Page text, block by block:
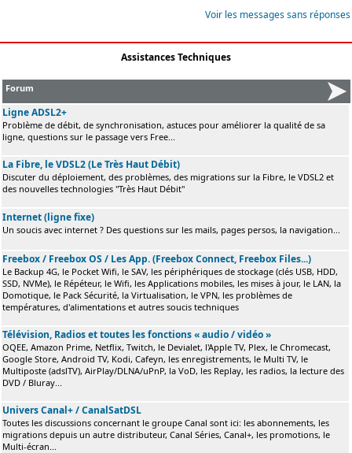
Voir les messages sans réponses
Assistances Techniques
Forum
Ligne ADSL2+
Problème de débit, de synchronisation, astuces pour améliorer la qualité de sa
ligne, questions sur le passage vers Free...
La Fibre, le VDSL2 (Le Très Haut Débit)
Discuter du déploiement, des problèmes, des migrations sur la Fibre, le VDSL2 et
des nouvelles technologies "Très Haut Débit"
Internet (ligne fixe)
Un soucis avec internet ? Des questions sur les mails, pages persos, la navigation...
Freebox / Freebox OS / Les App. (Freebox Connect, Freebox Files...)
Le Backup 4G, le Pocket Wifi, le SAV, les périphériques de stockage (clés USB, HDD,
SSD, NVMe), le Répéteur, le Wifi, les Applications mobiles, les mises à jour, le LAN, la
Domotique, le Pack Sécurité, la Virtualisation, le VPN, les problèmes de
températures, d'alimentations et autres soucis techniques
Télévision, Radios et toutes les fonctions « audio / vidéo »
OQEE, Amazon Prime, Netflix, Twitch, le Devialet, l'Apple TV, Plex, le Chromecast,
Google Store, Android TV, Kodi, Cafeyn, les enregistrements, le Multi TV, le
Multiposte (adslTV), AirPlay/DLNA/uPnP, la VoD, les Replay, les radios, la lecture des
DVD / Bluray...
Univers Canal+ / CanalSatDSL
Toutes les discussions concernant le groupe Canal sont ici: les abonnements, les
migrations depuis un autre distributeur, Canal Séries, Canal+, les promotions, le
Multi-écran...